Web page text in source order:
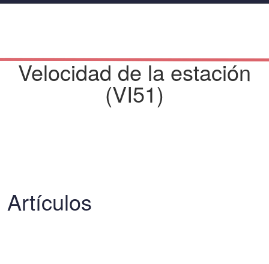
Velocidad de la estación
(VI51)
Artículos